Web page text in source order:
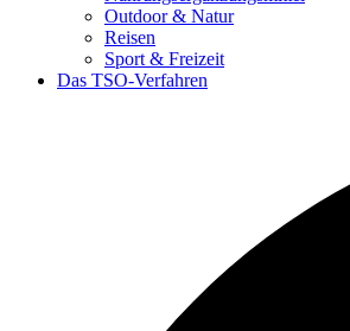
Outdoor & Natur
Reisen
Sport & Freizeit
Das TSO-Verfahren